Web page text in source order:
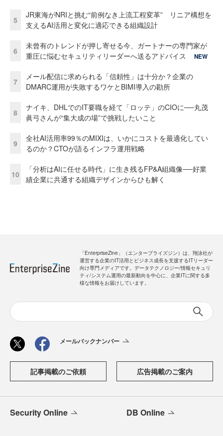
5
JR東海がNRIと挑む“前例なき上流工程変革” リニア構想を
支えるAI活用と変化に適応できる組織設計
6
未曾有のトレンドが押し寄せる今、ガートナーの専門家が
重圧に悩むセキュリティリーダーへ送るアドバイス
NEW
7
メール配信に求められる「信頼性」は十分か？企業の
DMARC運用が失敗するワケとBIMI導入の勘所
8
ナイキ、DHLでのIT要職を経て「ロッテ」のCIOに──丸茂
眞弓さんが“集大成の場”で挑戦したいこと
9
全社AI活用率99％のMIXIは、いかにコストを最適化してい
るのか？CTOが語るインフラ運用戦略
10
「分析はAIに任せる時代」に生き残るFP&A組織像──好業
績企業に共通する組織デザインからひも解く
「EnterpriseZine」（エンタープライズジン）は、翔泳社が
運営する企業のIT活用とビジネス成長を支援するITリーダー
向け専門メディアです。データテクノロジー/情報セキュリ
ティ/システム運用の最新動向を中心に、企業ITに関する多
様な情報をお届けしています。
メールバックナンバー
記事掲載のご依頼 広告掲載のご案内
Security Online DB Online